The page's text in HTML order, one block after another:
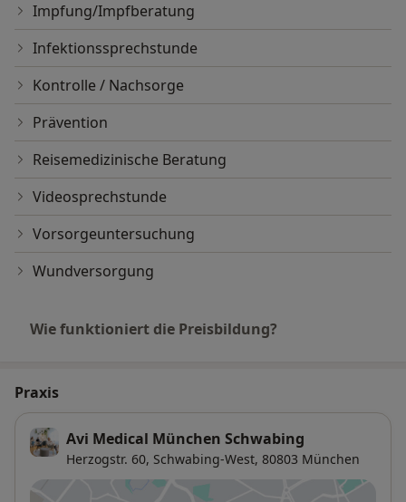
Impfung/Impfberatung
Infektionssprechstunde
Kontrolle / Nachsorge
Prävention
Reisemedizinische Beratung
Videosprechstunde
Vorsorgeuntersuchung
Wundversorgung
Wie funktioniert die Preisbildung?
Praxis
Avi Medical München Schwabing
Herzogstr. 60, Schwabing-West, 80803 München